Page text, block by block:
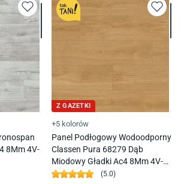
Z GAZETKI
+5 kolorów
Panel Podłogowy Wodoodporny
Classen Pura 68279 Dąb
Miodowy Gładki Ac4 8Mm 4V-
Fuga
(5.0)